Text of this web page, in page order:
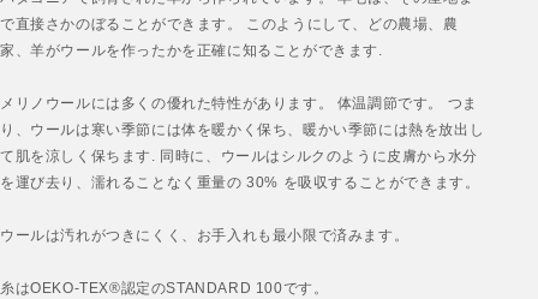
で直接さかのぼることができます。 このようにして、どの農場、農
家、羊がウールを作ったかを正確に知ることができます.
メリノウールには多くの優れた特性があります。 体温調節です。 つま
り、ウールは寒い季節には体を暖かく保ち、暖かい季節には熱を放出し
て肌を涼しく保ちます. 同時に、ウールはシルクのように皮膚から水分
を運び去り、濡れることなく重量の 30% を吸収することができます。
ウールは汚れがつきにくく、お手入れも最小限で済みます。
糸はOEKO-TEX®認定のSTANDARD 100です。